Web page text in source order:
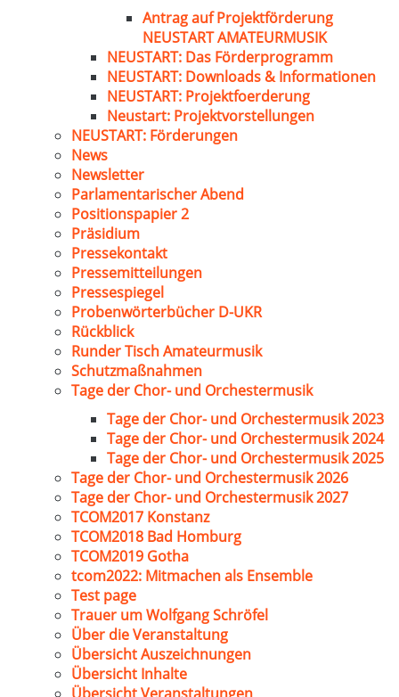
Antrag auf Projektförderung
NEUSTART AMATEURMUSIK
NEUSTART: Das Förderprogramm
NEUSTART: Downloads & Informationen
NEUSTART: Projektfoerderung
Neustart: Projektvorstellungen
NEUSTART: Förderungen
News
Newsletter
Parlamentarischer Abend
Positionspapier 2
Präsidium
Pressekontakt
Pressemitteilungen
Pressespiegel
Probenwörterbücher D-UKR
Rückblick
Runder Tisch Amateurmusik
Schutzmaßnahmen
Tage der Chor- und Orchestermusik
Tage der Chor- und Orchestermusik 2023
Tage der Chor- und Orchestermusik 2024
Tage der Chor- und Orchestermusik 2025
Tage der Chor- und Orchestermusik 2026
Tage der Chor- und Orchestermusik 2027
TCOM2017 Konstanz
TCOM2018 Bad Homburg
TCOM2019 Gotha
tcom2022: Mitmachen als Ensemble
Test page
Trauer um Wolfgang Schröfel
Über die Veranstaltung
Übersicht Auszeichnungen
Übersicht Inhalte